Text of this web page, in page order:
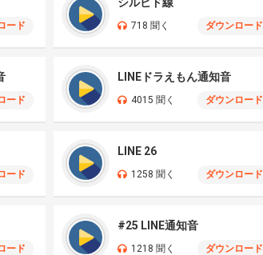
ード 718 聞く ダウンロード
ード
LINEドラえもん通知音
4015 聞く ダウンロード
ード
LINE 26
1258 聞く ダウンロード
ード
#25 LINE通知音
1218 聞く ダウンロード